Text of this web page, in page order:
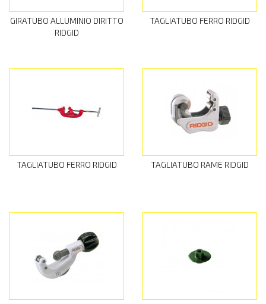
GIRATUBO ALLUMINIO DIRITTO
RIDGID
TAGLIATUBO FERRO RIDGID
TAGLIATUBO FERRO RIDGID TAGLIATUBO RAME RIDGID